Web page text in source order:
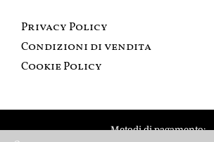
Privacy Policy
Condizioni di vendita
Cookie Policy
Metodi di pagamento: